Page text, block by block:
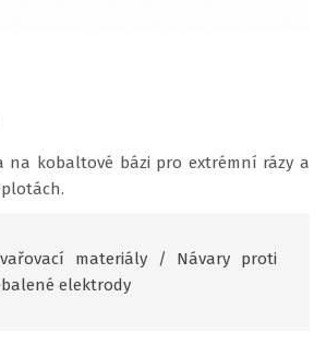
na kobaltové bázi pro extrémní rázy a
materiály /
Návary proti
elektrody